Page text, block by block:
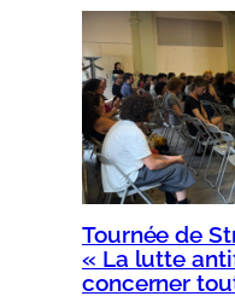
Tournée de
« La lutte
concerner